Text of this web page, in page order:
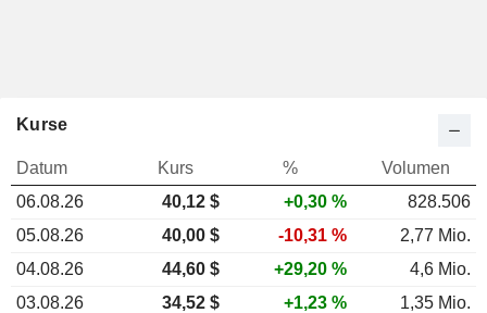
Kurse
Datum Kurs %
Volumen
06.08.26
40,12 $ +0,30 %
828.506
05.08.26
40,00 $ -10,31 %
2,77 Mio.
04.08.26
44,60 $ +29,20 %
4,6 Mio.
03.08.26
34,52 $ +1,23 %
1,35 Mio.